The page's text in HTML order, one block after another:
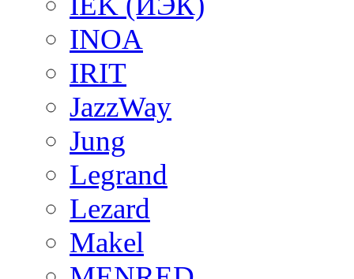
INOA
IRIT
JazzWay
Jung
Legrand
Lezard
Makel